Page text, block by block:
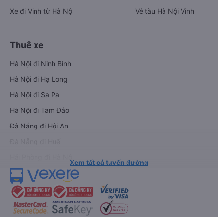
Xe đi Vinh từ Hà Nội
Vé tàu Hà Nội Vinh
Thuê xe
Hà Nội đi Ninh Bình
Hà Nội đi Hạ Long
Hà Nội đi Sa Pa
Hà Nội đi Tam Đảo
Đà Nẵng đi Hội An
Xem tất cả tuyến đường